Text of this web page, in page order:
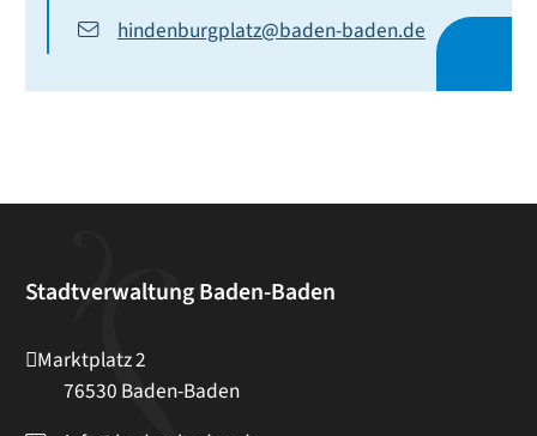
hindenburgplatz@baden-baden.de
Stadtverwaltung Baden-Baden
Marktplatz 2
76530 Baden-Baden